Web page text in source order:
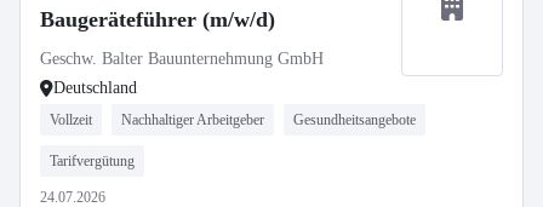
Baugeräteführer (m/w/d)
Geschw. Balter Bauunternehmung GmbH
Deutschland
Vollzeit Nachhaltiger Arbeitgeber Gesundheitsangebote
Tarifvergütung
24.07.2026